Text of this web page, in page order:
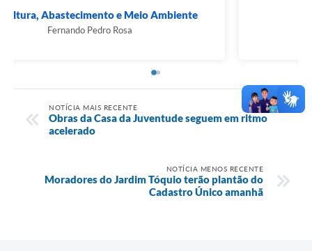
Agricultura, Abastecimento e Meio Ambiente
Fernando Pedro Rosa
NOTÍCIA MAIS RECENTE
Obras da Casa da Juventude seguem em ritmo
acelerado
NOTÍCIA MENOS RECENTE
Moradores do Jardim Tóquio terão plantão do
Cadastro Único amanhã